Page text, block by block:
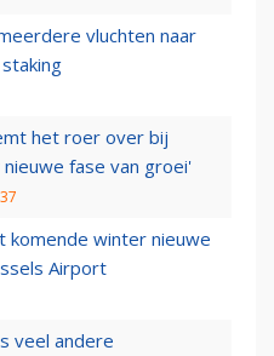
vluchten naar
het roer over bij
nieuwe fase van groei'
komende winter nieuwe
Airport
veel andere